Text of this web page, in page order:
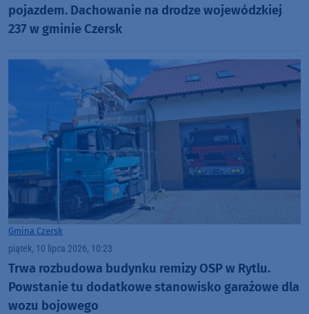
pojazdem. Dachowanie na drodze wojewódzkiej
237 w gminie Czersk
Gmina Czersk
piątek, 10 lipca 2026, 10:23
Trwa rozbudowa budynku remizy OSP w Rytlu.
Powstanie tu dodatkowe stanowisko garażowe dla
wozu bojowego